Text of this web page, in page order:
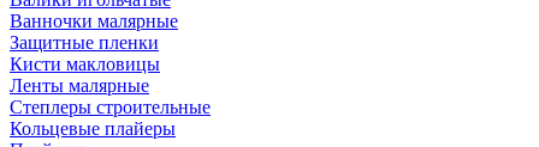
Ванночки малярные
Защитные пленки
Кисти макловицы
Ленты малярные
Степлеры строительные
Кольцевые плайеры